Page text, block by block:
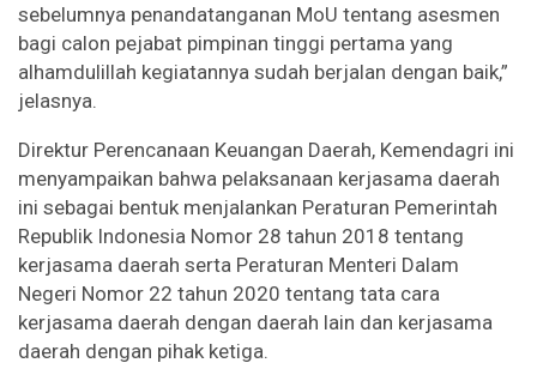
sebelumnya penandatanganan MoU tentang asesmen
bagi calon pejabat pimpinan tinggi pertama yang
alhamdulillah kegiatannya sudah berjalan dengan baik,”
jelasnya.
Direktur Perencanaan Keuangan Daerah, Kemendagri ini
menyampaikan bahwa pelaksanaan kerjasama daerah
ini sebagai bentuk menjalankan Peraturan Pemerintah
Republik Indonesia Nomor 28 tahun 2018 tentang
kerjasama daerah serta Peraturan Menteri Dalam
Negeri Nomor 22 tahun 2020 tentang tata cara
kerjasama daerah dengan daerah lain dan kerjasama
daerah dengan pihak ketiga.